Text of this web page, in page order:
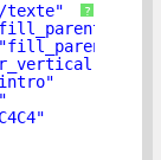
?
texte"
"fill_parent"